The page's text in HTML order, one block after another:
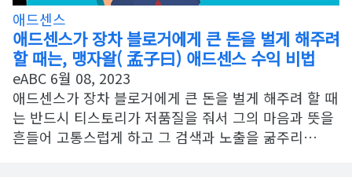
애드센스
애드센스가 장차 블로거에게 큰 돈을 벌게 해주려
할 때는, 맹자왈( 孟子曰) 애드센스 수익 비법
eABC 6월 08, 2023
애드센스가 장차 블로거에게 큰 돈을 벌게 해주려 할 때
는 반드시 티스토리가 저품질을 줘서 그의 마음과 뜻을
흔들어 고통스럽게 하고 그 검색과 노출을 굶주리…